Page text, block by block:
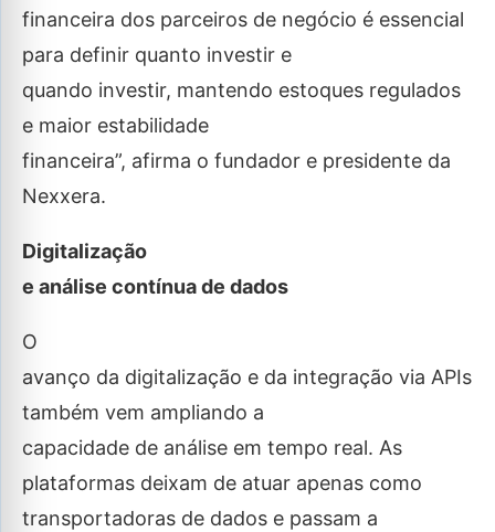
financeira dos parceiros de negócio é essencial
para definir quanto investir e
quando investir, mantendo estoques regulados
e maior estabilidade
financeira”, afirma o fundador e presidente da
Nexxera.
Digitalização
e análise contínua de dados
O
avanço da digitalização e da integração via APIs
também vem ampliando a
capacidade de análise em tempo real. As
plataformas deixam de atuar apenas como
transportadoras de dados e passam a